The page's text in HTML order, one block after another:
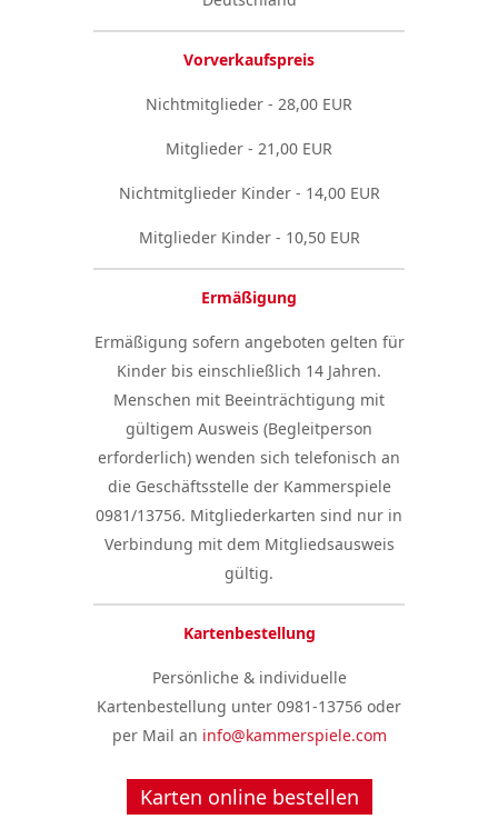
Vorverkaufspreis
Nichtmitglieder - 28,00 EUR
Mitglieder - 21,00 EUR
Nichtmitglieder Kinder - 14,00 EUR
Mitglieder Kinder - 10,50 EUR
Ermäßigung
Ermäßigung sofern angeboten gelten für
Kinder bis einschließlich 14 Jahren.
Menschen mit Beeinträchtigung mit
gültigem Ausweis (Begleitperson
erforderlich) wenden sich telefonisch an
die Geschäftsstelle der Kammerspiele
0981/13756. Mitgliederkarten sind nur in
Verbindung mit dem Mitgliedsausweis
gültig.
Kartenbestellung
Persönliche & individuelle
Kartenbestellung unter 0981-13756 oder
per Mail an info@kammerspiele.com
Karten online bestellen